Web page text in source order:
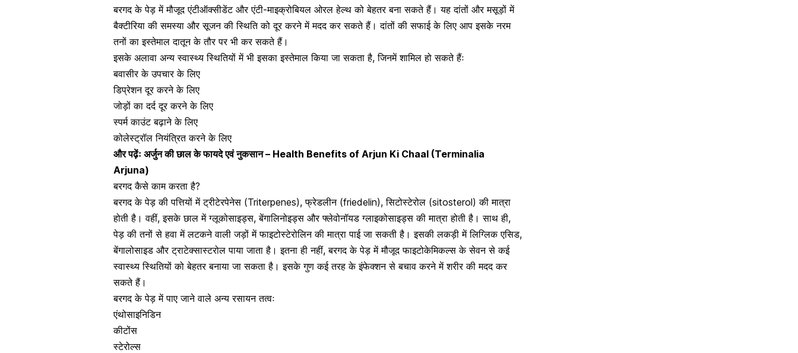
बरगद के पेड़ में मौजूद एंटीऑक्सीडेंट और एंटी-माइक्रोबियल ओरल हेल्थ को बेहतर बना सकते हैं। यह दांतों और मसूड़ों में
बैक्टीरिया की समस्या और सूजन की स्थिति को दूर करने में मदद कर सकते हैं। दांतों की सफाई के लिए आप इसके नरम
तनों का इस्तेमाल दातून के तौर पर भी कर सकते हैं।
इसके अलावा अन्य स्वास्थ्य स्थितियों में भी इसका इस्तेमाल किया जा सकता है, जिनमें शामिल हो सकते हैंः
बवासीर के उपचार के लिए
डिप्रेशन दूर करने के लिए
जोड़ों का दर्द दूर करनेके लिए
स्पर्म काउंट बढ़ाने के लिए
कोलेस्ट्रॉल नियंत्रित करने के लिए
और पढ़ेंः अर्जुन की छाल के फायदे एवं नुकसान – Health Benefits of Arjun Ki Chaal (Terminalia
Arjuna)
बरगद कैसे काम करता है?
बरगद के पेड़ की पत्तियों में ट्रीटेरपेनेस (Triterpenes), फ्रेडलीन (friedelin), सिटोस्टेरोल (sitosterol) की मात्रा
होती है। वहीं, इसके छाल में ग्लूकोसाइड्स, बेंगालिनोइड्स और फ्लेवोनॉयड ग्लाइकोसाइड्स की मात्रा होती है। साथ ही,
पेड़ की तनों से हवा में लटकने वाली जड़ों में फाइटोस्टेरोलिन की मात्रा पाई जा सकती है। इसकी लकड़ी में लिग्लिक एसिड,
बेंगालोसाइड और ट्राटेक्सास्टरोल पाया जाता है। इतना ही नहीं, बरगद के पेड़ में मौजूद फाइटोकेमिकल्स के सेवन से कई
स्वास्थ्य स्थितियों को बेहतर बनाया जा सकता है। इसके गुण कई तरह के इंफेक्शन से बचाव करने में शरीर की मदद कर
सकते हैं।
बरगद के पेड़ में पाए जाने वाले अन्य रसायन तत्वः
एंथोसाइनिडिन
कीटोंस
स्टेरोल्स